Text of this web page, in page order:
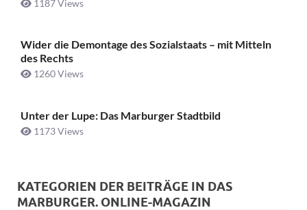
1187 Views
Wider die Demontage des Sozialstaats – mit Mitteln
des Rechts
1260 Views
Unter der Lupe: Das Marburger Stadtbild
1173 Views
KATEGORIEN DER BEITRÄGE IN DAS
MARBURGER. ONLINE-MAGAZIN